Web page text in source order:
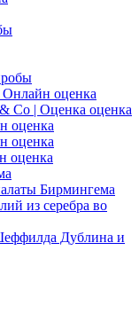
Онлайн оценка
Co | Оценка оценка
оценка
оценка
оценка
Бирмингема
из серебра во
Дублина и